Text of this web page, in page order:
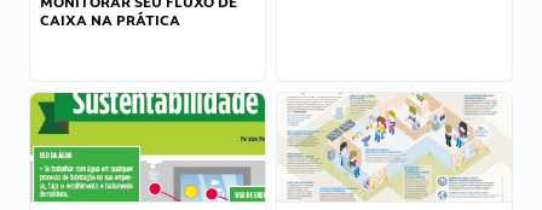
CAIXA NA PRÁTICA